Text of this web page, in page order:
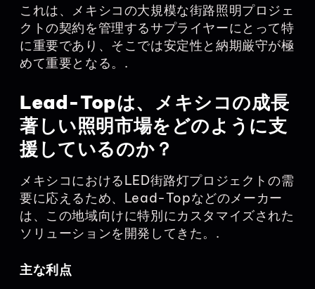
これは、メキシコの大規模な街路照明プロジェ
クトの契約を管理するサプライヤーにとって特
に重要であり、そこでは安定性と納期厳守が極
めて重要となる。.
Lead-Topは、メキシコの成長
著しい照明市場をどのように支
援しているのか？
メキシコにおけるLED街路灯プロジェクトの需
要に応えるため、Lead-Topなどのメーカー
は、この地域向けに特別にカスタマイズされた
ソリューションを開発してきた。.
主な利点